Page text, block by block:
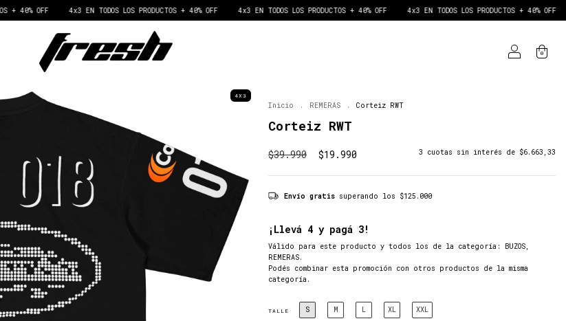
4x3 EN TODOS LOS PRODUCTOS + 40% OFF 4x3 EN TODOS LOS PRODUCTOS + 40% OFF 4x3 EN TODOS LOS PRODUCTOS + 40% OFF 4x3 EN
0
4X3
Inicio . REMERAS . Corteiz RWT
Corteiz RWT
$39.990 $19.990 3 cuotas sin interés de $6.663,33
Envío gratis superando los $125.000
¡Llevá 4 y pagá 3!
Válido para este producto y todos los de la categoría: BUZOS,
REMERAS.
Podés combinar esta promoción con otros productos de la misma
categoría.
TALLE S M L XL XXL